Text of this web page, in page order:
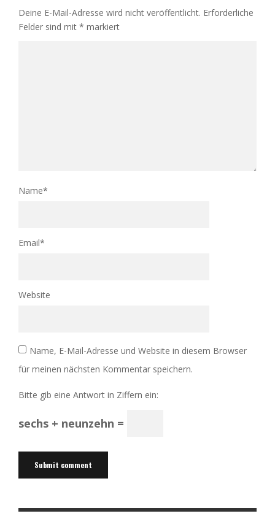
Deine E-Mail-Adresse wird nicht veröffentlicht. Erforderliche
Felder sind mit * markiert
Name*
Email*
Website
Name, E-Mail-Adresse und Website in diesem Browser
für meinen nächsten Kommentar speichern.
Bitte gib eine Antwort in Ziffern ein:
sechs + neunzehn =